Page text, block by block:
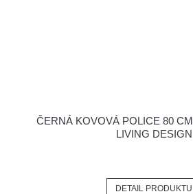
ČERNÁ KOVOVÁ POLICE 80
LIVING DESIGN
DETAIL PRODUKTU